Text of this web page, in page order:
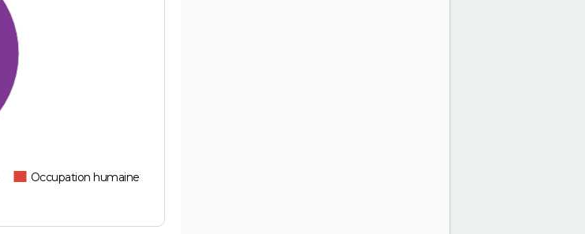
Occupation humaine